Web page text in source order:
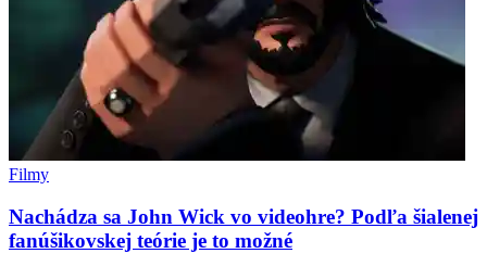
Filmy
Nachádza sa John Wick vo videohre? Podľa šialenej
fanúšikovskej teórie je to možné